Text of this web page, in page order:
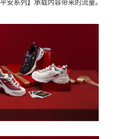
安系列】承载内容带来的流量。